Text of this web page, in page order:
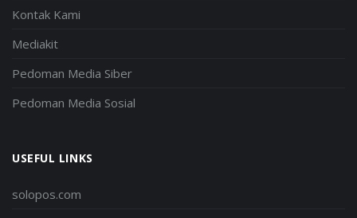
Kontak Kami
Mediakit
Pedoman Media Siber
Pedoman Media Sosial
USEFUL LINKS
solopos.com